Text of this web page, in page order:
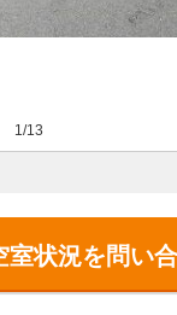
1/13
室状況を問い